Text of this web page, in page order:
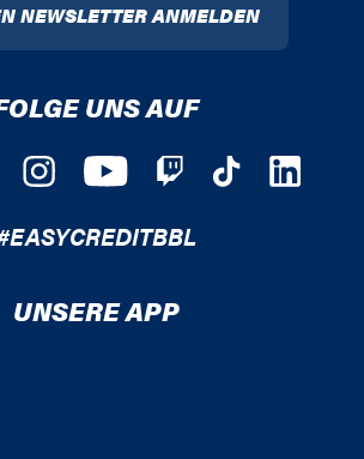
NEWSLETTER ANMELDEN
UNS AUF
UNSERE APP